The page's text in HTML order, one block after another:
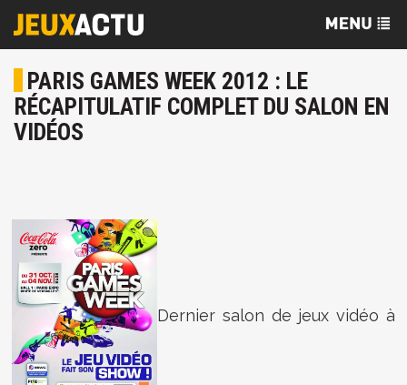
PARIS GAMES WEEK 2012 : LE
RÉCAPITULATIF COMPLET DU SALON EN
VIDÉOS
Dernier salon de jeux vidéo à